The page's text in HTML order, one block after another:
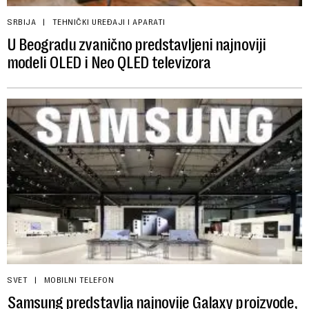
SRBIJA TEHNIČKI UREĐAJI I APARATI
U Beogradu zvanično predstavljeni najnoviji
modeli OLED i Neo QLED televizora
SVET MOBILNI TELEFON
Samsung predstavlja najnovije Galaxy proizvode,